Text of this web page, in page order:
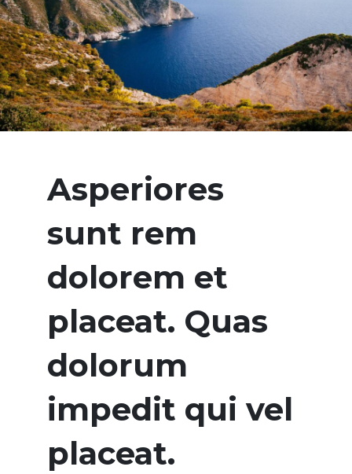
Asperiores
sunt rem
dolorem et
placeat. Quas
dolorum
impedit qui vel
placeat.